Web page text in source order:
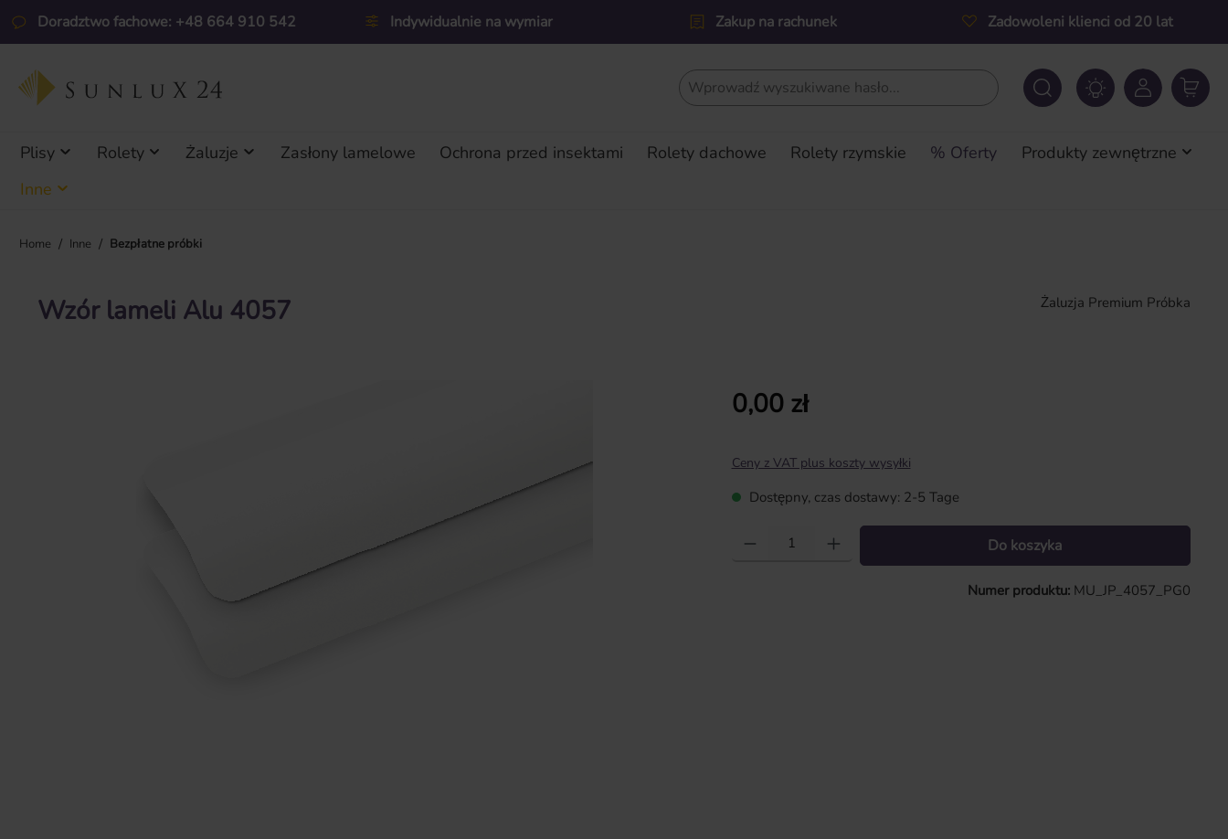
do głównej zawartości
Przejdź do wyszukiwania
Przejdź do głównej nawigacji
Doradztwo fachowe: +48 664 910 542 Indywidualnie na wymiar Zakup na rachunek Zadowoleni klienci od 20 lat
Plisy Rolety Żaluzje Zasłony lamelowe Ochrona przed insektami Rolety dachowe Rolety rzymskie % Oferty
Produkty zewnętrzne
Inne
Home / Inne / Bezpłatne próbki
Wzór lameli Alu 4057 Żaluzja Premium Próbka
Cena regularna:
0,00 zł
Ceny z VAT plus koszty wysyłki
Dostępny, czas dostawy: 2-5 Tage
Ilość produktu: Wprowadź żądaną ilość lub użyj przycisków, aby zwiększyć lub
Do koszyka
Numer produktu: MU_JP_4057_PG0